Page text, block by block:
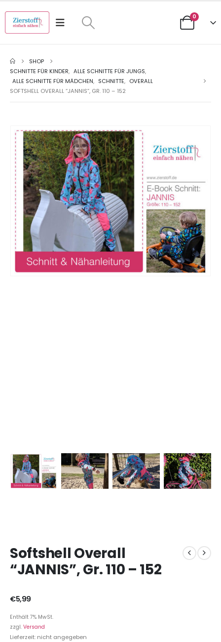
0
SHOP
SCHNITTE FÜR KINDER, ALLE SCHNITTE FÜR JUNGS,
ALLE SCHNITTE FÜR MÄDCHEN, SCHNITTE, OVERALL
SOFTSHELL OVERALL “JANNIS”, GR. 110 – 152
Softshell Overall
“JANNIS”, Gr. 110 – 152
€5,99
Enthält 7% MwSt.
zzgl. Versand
Lieferzeit: nicht angegeben